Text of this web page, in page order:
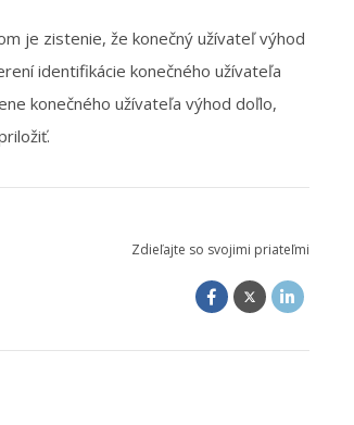
je zistenie, že konečný užívateľ výhod
identifikácie konečného užívateľa
konečného užívateľa výhod doľlo,
Zdieľajte so svojimi priateľmi